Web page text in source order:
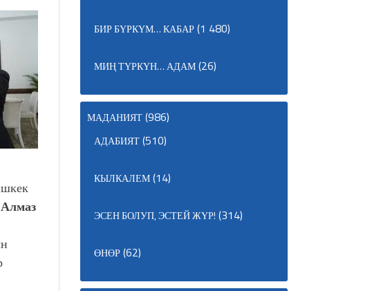
Алмаз
БИР БҮРКҮМ… КАБАР(1 480)
МИҢ ТҮРКҮН… АДАМ(26)
МАДАНИЯТ(986)
АДАБИЯТ(510)
КЫЛКАЛЕМ(14)
ЭСЕН БОЛУП, ЭСТЕЙ ЖҮР! (314)
ӨНӨР(62)